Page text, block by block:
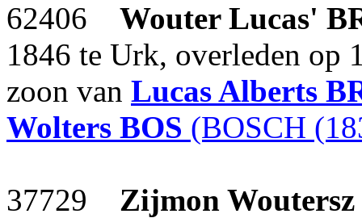
62406 Wouter Lucas'
1846 te Urk, overleden op
zoon van Lucas Alberts
Wolters BOS (BOSCH
37729 Zijmon Woutersz